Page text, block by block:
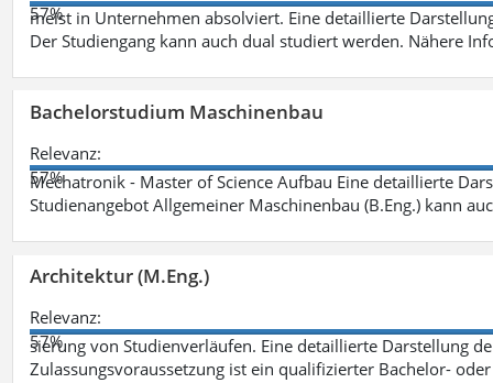
57%
meist in Unternehmen absolviert. Eine detaillierte
Der Studiengang kann auch dual studiert werden. Nähere
Bachelorstudium Maschinenbau
Relevanz:
57%
Mechatronik - Master of Science Aufbau Eine detaillierte
Studienangebot Allgemeiner Maschinenbau (B.Eng.) kann
Architektur (M.Eng.)
Relevanz:
57%
sierung von Studienverläufen. Eine detaillierte Darstellung
Zulassungsvoraussetzung ist ein qualifizierter Bachelor-